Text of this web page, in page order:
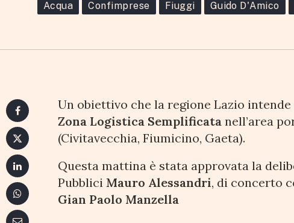
Acqua Confimprese Fiuggi Guido D'Amico
Logistica Semplificata
30 OTTOBRE 2018 3 MINUTI DI LETTURA
Un obiettivo che la regione Lazio
Zona Logistica Semplificata nell’area
(Civitavecchia, Fiumicino, Gaeta).
Questa mattina è stata approvata la
Pubblici Mauro Alessandri, di concerto
Gian Paolo Manzella